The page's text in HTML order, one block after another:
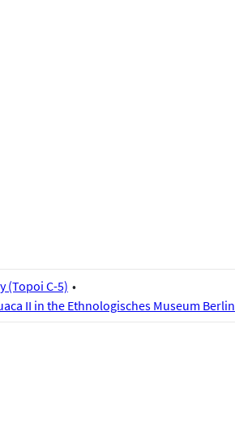
(Topoi C-5)
II in the Ethnologisches Museum Berlin